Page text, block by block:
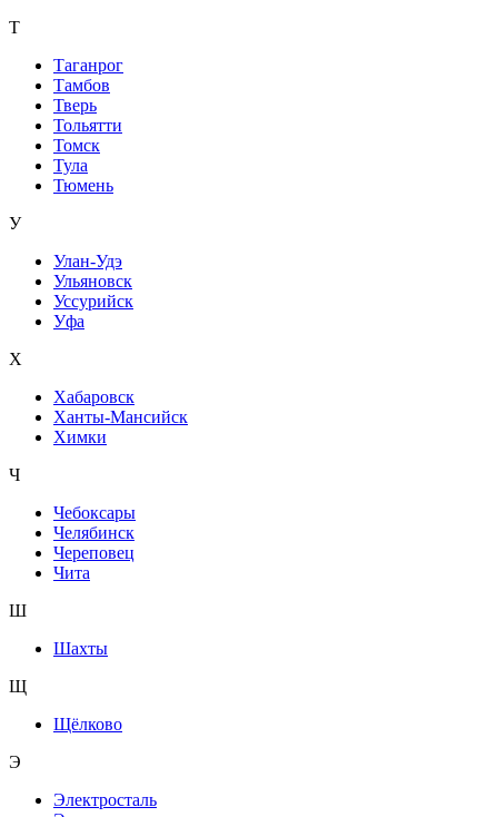
Т
Таганрог
Тамбов
Тверь
Тольятти
Томск
Тула
Тюмень
У
Улан-Удэ
Ульяновск
Уссурийск
Уфа
Х
Хабаровск
Ханты-Мансийск
Химки
Ч
Чебоксары
Челябинск
Череповец
Чита
Ш
Шахты
Щ
Щёлково
Э
Электросталь